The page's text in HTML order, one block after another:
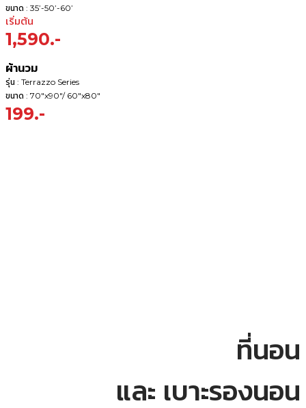
ขนาด : 35’-50’-60’
เริ่มต้น
1,590.-
ผ้านวม
รุ่น : Terrazzo Series
ขนาด : 70"x90"/ 60"x80"
199.-
ที่นอน
และ เบาะรองนอน